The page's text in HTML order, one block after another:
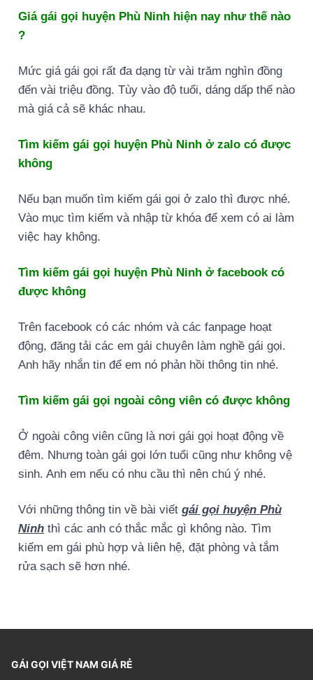
Giá gái gọi huyện Phù Ninh hiện nay như thế nào
?
Mức giá gái gọi rất đa dạng từ vài trăm nghìn đồng
đến vài triệu đồng. Tùy vào độ tuổi, dáng dấp thế nào
mà giá cả sẽ khác nhau.
Tìm kiếm gái gọi huyện Phù Ninh ở zalo có được
không
Nếu bạn muốn tìm kiếm gái gọi ở zalo thì được nhé.
Vào mục tìm kiếm và nhập từ khóa để xem có ai làm
việc hay không.
Tìm kiếm gái gọi huyện Phù Ninh ở facebook có
được không
Trên facebook có các nhóm và các fanpage hoạt
động, đăng tải các em gái chuyên làm nghề gái gọi.
Anh hãy nhắn tin để em nó phản hồi thông tin nhé.
Tìm kiếm gái gọi ngoài công viên có được không
Ở ngoài công viên cũng là nơi gái gọi hoạt động về
đêm. Nhưng toàn gái gọi lớn tuổi cũng như không vệ
sinh. Anh em nếu có nhu cầu thì nên chú ý nhé.
Với những thông tin về bài viết gái gọi huyện Phù
Ninh thì các anh có thắc mắc gì không nào. Tìm
kiếm em gái phù hợp và liên hệ, đặt phòng và tắm
rửa sạch sẽ hơn nhé.
GÁI GỌI VIỆT NAM GIÁ RẺ